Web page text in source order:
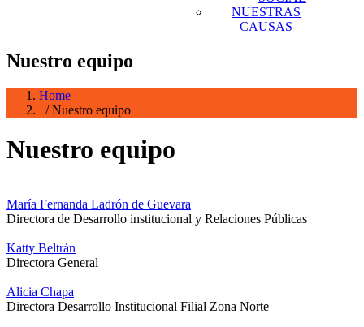
NUESTRAS
CAUSAS
Nuestro equipo
Home
/ Nuestro equipo
Nuestro equipo
María Fernanda Ladrón de Guevara
Directora de Desarrollo institucional y Relaciones Públicas
Katty Beltrán
Directora General
Alicia Chapa
Directora Desarrollo Institucional Filial Zona Norte